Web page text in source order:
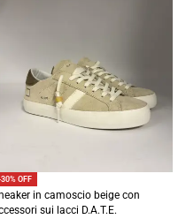
OFF
in camoscio beige con
sui lacci D.A.T.E.